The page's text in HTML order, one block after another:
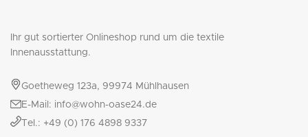
Ihr gut sortierter Onlineshop rund um die textile
Innenausstattung.
Goetheweg 123a, 99974 Mühlhausen
E-Mail: info@wohn-oase24.de
Tel.: +49 (0) 176 4898 9337